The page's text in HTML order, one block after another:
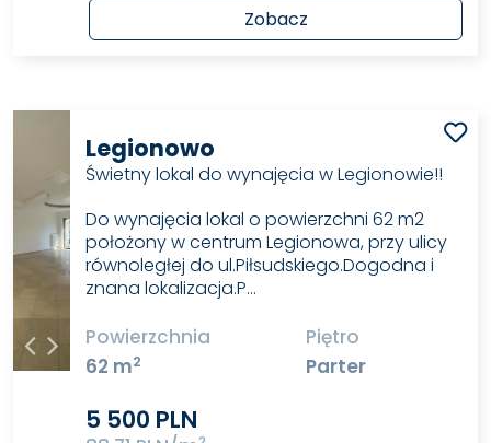
Zobacz
Legionowo
Świetny lokal do wynajęcia w Legionowie!!
Do wynajęcia lokal o powierzchni 62 m2
położony w centrum Legionowa, przy ulicy
równoległej do ul.Piłsudskiego.Dogodna i
znana lokalizacja.P…
Powierzchnia
62 m2
Piętro
Parter
5 500 PLN